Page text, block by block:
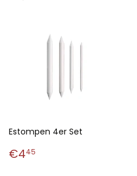
Estompen 4er Set
Normaler
€445